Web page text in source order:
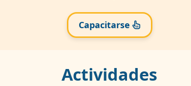
Capacitarse
Actividades